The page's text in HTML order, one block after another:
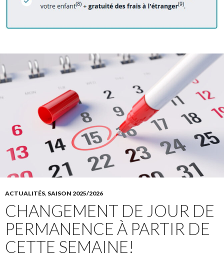
ACTUALITÉS, SAISON 2025/2026
CHANGEMENT DE JOUR DE
PERMANENCE À PARTIR DE
CETTE SEMAINE!